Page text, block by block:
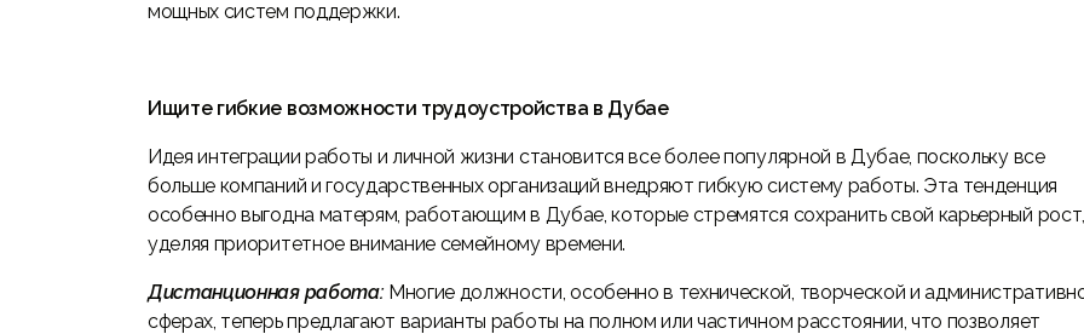
мощных систем поддержки.
Ищите гибкие возможности трудоустройства в Дубае
Идея интеграции работы и личной жизни становится все более популярной в Дубае, поскольку все
больше компаний и государственных организаций внедряют гибкую систему работы. Эта тенденция
особенно выгодна матерям, работающим в Дубае, которые стремятся сохранить свой карьерный рост,
уделяя приоритетное внимание семейному времени.
Дистанционная работа: Многие должности, особенно в технической, творческой и
сферах, теперь предлагают варианты работы на полном или частичном расстоянии, что позволяет